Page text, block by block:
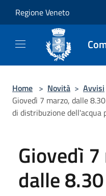
Regione Veneto
Home > Novità > Avvisi
Giovedì 7 marzo, dalle
di distribuzione dell'acqua
Giovedì
dalle